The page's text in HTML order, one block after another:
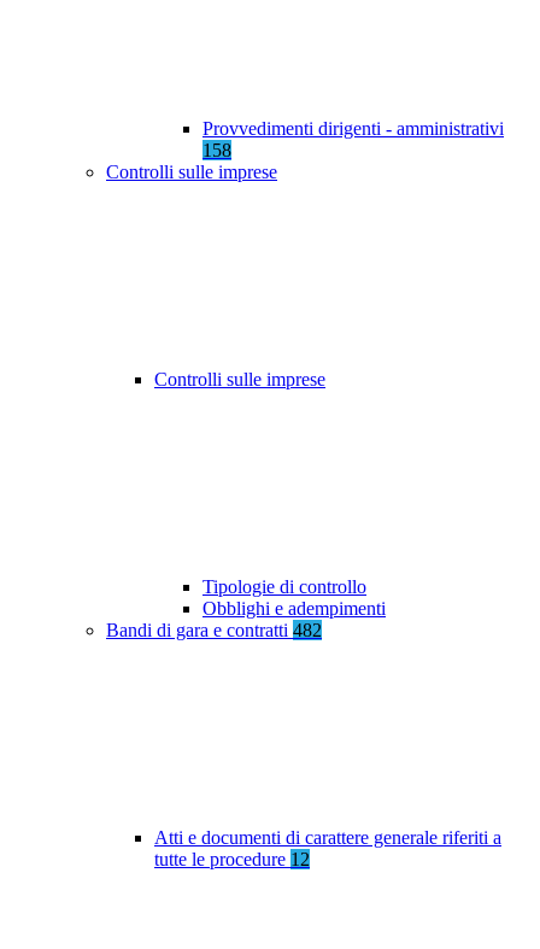
Provvedimenti dirigenti - amministrativi
158
Controlli sulle imprese
Controlli sulle imprese
Tipologie di controllo
Obblighi e adempimenti
Bandi di gara e contratti 482
Atti e documenti di carattere generale riferiti a
tutte le procedure 12